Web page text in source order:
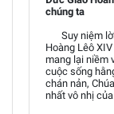
chúng ta
Suy niệm
Hoàng Lêô
mang lại niềm
cuộc sống
chán nản,
nhất vô nhị